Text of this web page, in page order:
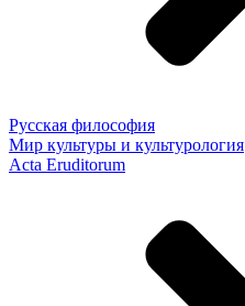
Русская философия
Мир культуры и культурология
Acta Eruditorum